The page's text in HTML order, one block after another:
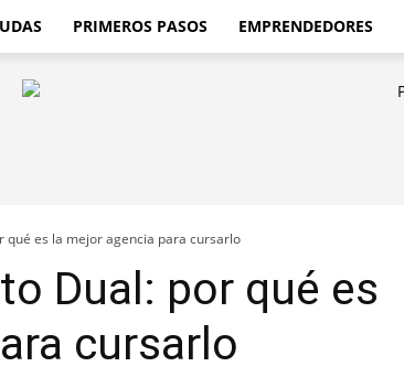
PRIMEROS PASOS EMPRENDEDORES
qué es la mejor agencia para cursarlo
Dual: por qué es
cursarlo